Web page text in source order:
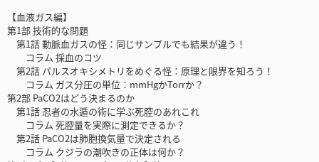
【血液ガス編】
第1部 技術的な問題
第1話 動脈血ガスの怪：同じサンプルでも結果が違う！
コラム 採血のコツ
第2話 パルスオキシメトリをめぐる怪：原理と限界を知ろう！
コラム ガス分圧の単位：mmHgかTorrか？
第2部 PaCO2はどう決まるのか
第1話 忍者の水遁の術に学ぶ死腔のあれこれ
コラム 死腔量を実際に測定できるか？
第2話 PaCO2は肺胞換気量で決定される
コラム クジラの潮吹きの正体は何か？